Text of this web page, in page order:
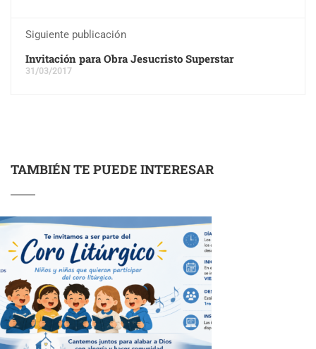
Siguiente publicación
Invitación para Obra Jesucristo Superstar
31/03/2017
TAMBIÉN TE PUEDE INTERESAR